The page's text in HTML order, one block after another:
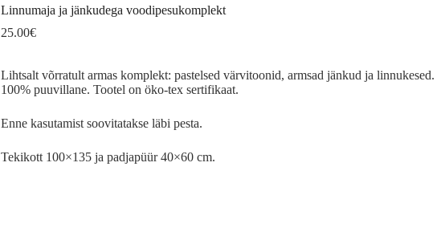
Linnumaja ja jänkudega voodipesukomplekt
25.00€
Lihtsalt võrratult armas komplekt: pastelsed värvitoonid, armsad jänkud ja linnukesed.
100% puuvillane. Tootel on öko-tex sertifikaat.
Enne kasutamist soovitatakse läbi pesta.
Tekikott 100×135 ja padjapüür 40×60 cm.